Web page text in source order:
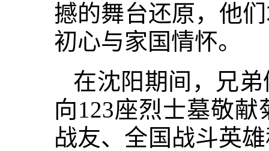
撼的舞台还原，他
初心与家国情怀。
在沈阳期间，兄
向123座烈士墓敬
战友、全国战斗英